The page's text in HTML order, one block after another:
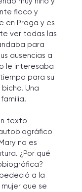
flaco y
en Praga y es
ver todas las
para
ausencias a
le interesaba
para su
Una
texto
no es
¿Por qué
a la
que se